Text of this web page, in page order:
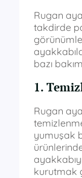
Rugan
takdirde
bazı
1.
Rugan
yumuşak
kurutmak